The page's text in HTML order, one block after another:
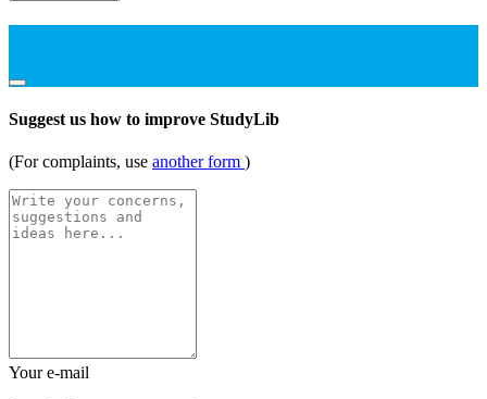
Suggest us how to improve StudyLib
(For complaints, use another form )
Your e-mail